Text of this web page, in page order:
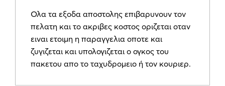
Ολα τα εξοδα αποστολης επιβαρυνουν τον
πελατη και το ακριβες κοστος οριζεται οταν
ειναι ετοιμη η παραγγελια οποτε και
ζυγιζεται και υπολογιζεται ο ογκος του
πακετου απο το ταχυδρομειο ή τον κουριερ.